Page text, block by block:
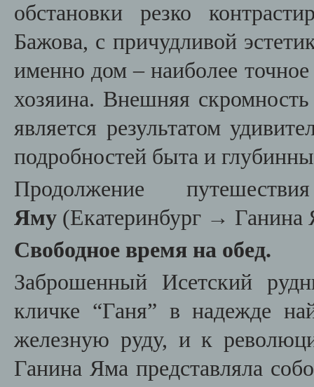
обстановки резко
Бажова, с причудливой
именно дом – наиболее
хозяина. Внешняя
является результатом
подробностей быта и
Продолжение
Яму (Екатеринбург → Ганина
Свободное время на обед.
Заброшенный Исетский
кличке “Ганя” в надежде
железную руду, и к
Ганина Яма представляла